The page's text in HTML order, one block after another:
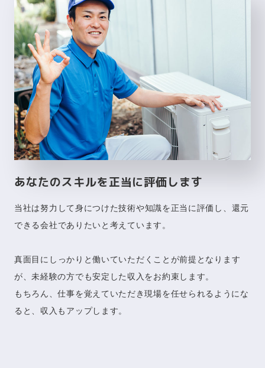
あなたのスキルを正当に評価します
当社は努力して身につけた技術や知識を正当に評価し、還元
できる会社でありたいと考えています。
真面目にしっかりと働いていただくことが前提となります
が、未経験の方でも安定した収入をお約束します。
もちろん、仕事を覚えていただき現場を任せられるようにな
ると、収入もアップします。